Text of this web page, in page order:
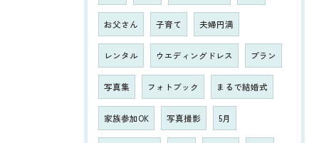
お父さん 子育て 夫婦円満
レンタル ウエディングドレス プラン
写真集 フォトブック まるで結婚式
家族参加OK 写真撮影 5月